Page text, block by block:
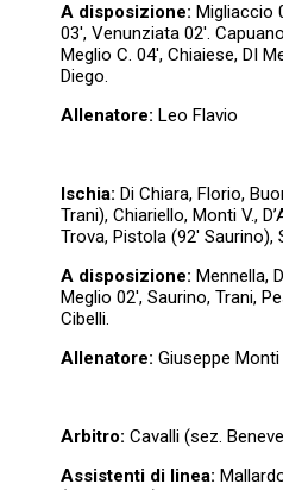
A disposizione:Migliaccio
03′, Venunziata 02′.
Meglio C. 04′, Chiaiese, DI
Diego.
Allenatore:Leo Flavio
Ischia:Di Chiara, Florio,
Trani), Chiariello, Monti V.,
Trova, Pistola (92′
A disposizione:Mennella,
Meglio 02′, Saurino, Trani,
Cibelli.
Allenatore:Giuseppe Monti
Arbitro:Cavalli (sez.
Assistenti di linea: